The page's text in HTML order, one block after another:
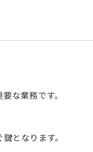
な業務です。
となります。